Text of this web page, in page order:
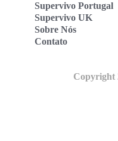
Supervivo Portugal
Supervivo UK
Sobre Nós
Contato
Copyright